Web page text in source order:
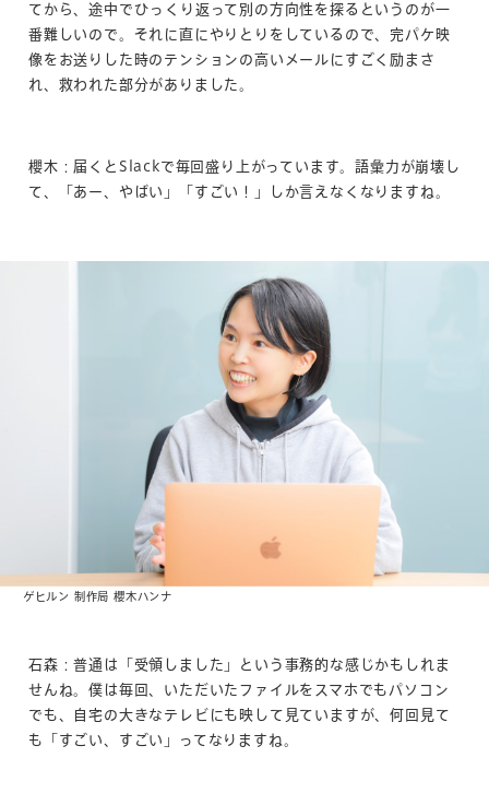
てから、途中でひっくり返って別の方向性を探るというのが一
番難しいので。それに直にやりとりをしているので、完パケ映
像をお送りした時のテンションの高いメールにすごく励まさ
れ、救われた部分がありました。
櫻木：届くとSlackで毎回盛り上がっています。語彙力が崩壊し
て、「あー、やばい」「すごい！」しか言えなくなりますね。
ゲヒルン 制作局 櫻木ハンナ
石森：普通は「受領しました」という事務的な感じかもしれま
せんね。僕は毎回、いただいたファイルをスマホでもパソコン
でも、自宅の大きなテレビにも映して見ていますが、何回見て
も「すごい、すごい」ってなりますね。